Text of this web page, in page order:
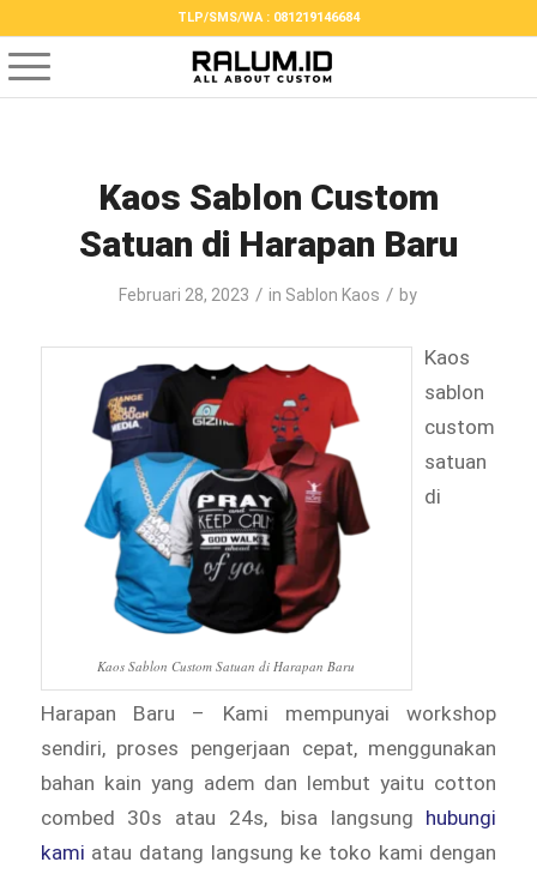
TLP/SMS/WA : 081219146684
Kaos Sablon Custom
Satuan di Harapan Baru
Februari 28, 2023 / in Sablon Kaos / by
Kaos Sablon Custom Satuan di Harapan Baru
Kaos
sablon
custom
satuan
di
Harapan Baru – Kami mempunyai workshop
sendiri, proses pengerjaan cepat, menggunakan
bahan kain yang adem dan lembut yaitu cotton
combed 30s atau 24s, bisa langsung hubungi
kami atau datang langsung ke toko kami dengan